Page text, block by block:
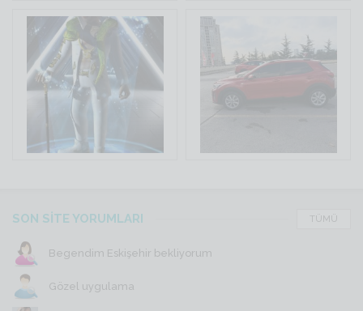
SON SİTE YORUMLARI TÜMÜ
Begendim Eskişehir bekliyorum
Gözel uygulama